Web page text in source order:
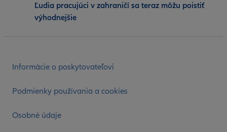
Informácie o poskytovateľovi
Podmienky používania a cookies
Osobné údaje
Ľudia pracujúci v zahraničí sa teraz môžu poistiť
výhodnejšie